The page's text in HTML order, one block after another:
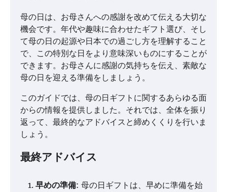
母の日は、お母さんへの感謝を改めて伝える大切な
機会です。年代や趣味に合わせたギフト選び、そし
て母の日の起源や日本での過ごし方を理解すること
で、この特別な日をより意味深いものにすることが
できます。お母さんに感謝の気持ちを伝え、素敵な
母の日を迎える準備をしましょう。
このガイドでは、母の日ギフトに関するあらゆる面
からの情報を提供しました。それでは、全体を振り
返って、最終的なアドバイスと締めくくりを行いま
しょう。
最終アドバイス
早めの準備: 母の日ギフトは、早めに準備を始